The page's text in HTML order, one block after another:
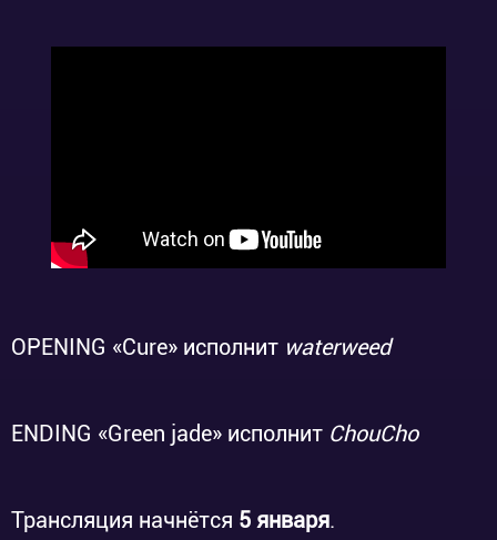
OPENING «Cure» исполнит waterweed
ENDING «Green jade» исполнит ChouCho
Трансляция начнётся 5 января.